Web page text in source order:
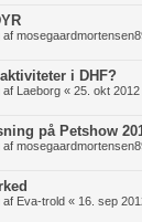
af
i DHF?
af Laeborg « 25. okt 2012
på Petshow
af
af Eva-trold « 16. sep